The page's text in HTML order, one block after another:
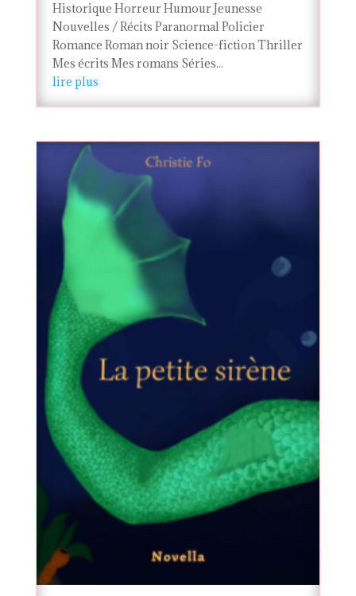
Historique Horreur Humour Jeunesse
Nouvelles / Récits Paranormal Policier
Romance Roman noir Science-fiction Thriller
Mes écrits Mes romans Séries...
lire plus